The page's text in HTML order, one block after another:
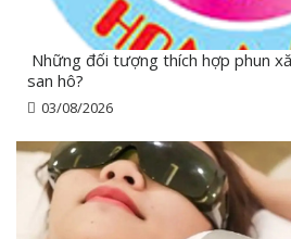
Những đối tượng thích hợp phun
san hô?
03/08/2026